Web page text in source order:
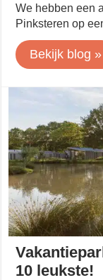
We hebben een
Pinksteren op
Bekijk blog »
10 leukste!